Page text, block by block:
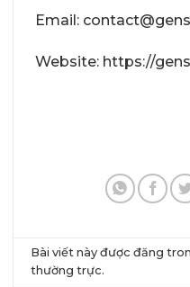
Email:
Website: https://
Bài viết này được đăng
thường trực.